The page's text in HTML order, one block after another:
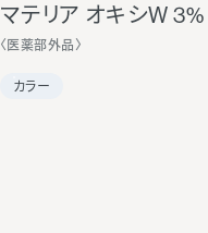
マテリア オキシW 3%
〈医薬部外品〉
カラー